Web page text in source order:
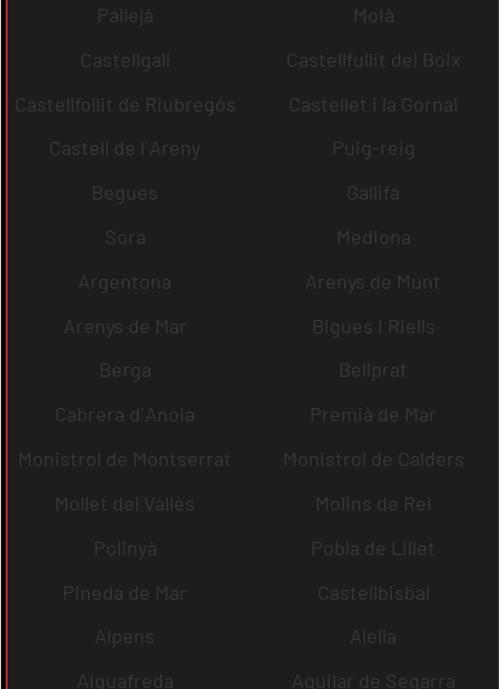
Pallejà
Moià
Castellgalí
Castellfullit del Boix
Castellfollit de Riubregós
Castellet i la Gornal
Castell de l´Areny
Puig-reig
Begues
Gallifa
Sora
Mediona
Argentona
Arenys de Munt
Arenys de Mar
Bigues i Riells
Berga
Bellprat
Cabrera d´Anoia
Premià de Mar
Monistrol de Montserrat
Monistrol de Calders
Mollet del Vallès
Molins de Rei
Polinyà
Pobla de Lillet
Pineda de Mar
Castellbisbal
Alpens
Alella
Aiguafreda
Aguilar de Segarra